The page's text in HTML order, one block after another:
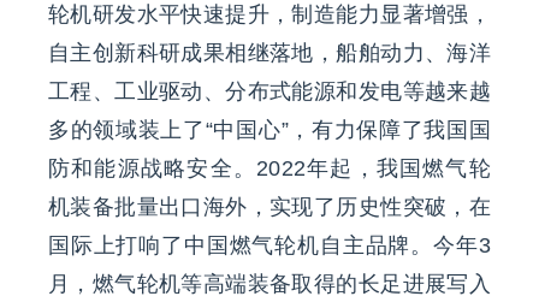
轮机研发水平快速提升，制造能力显著增强，
自主创新科研成果相继落地，船舶动力、海洋
工程、工业驱动、分布式能源和发电等越来越
多的领域装上了“中国心”，有力保障了我国国
防和能源战略安全。2022年起，我国燃气轮
机装备批量出口海外，实现了历史性突破，在
国际上打响了中国燃气轮机自主品牌。今年3
月，燃气轮机等高端装备取得的长足进展写入